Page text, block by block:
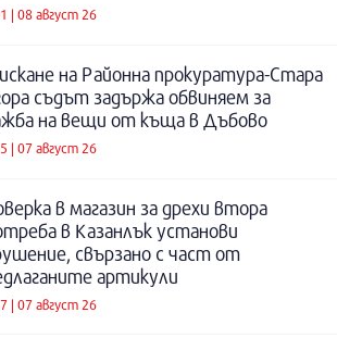
| 08 август 26
на Районна прокуратура-Стара
съдът задържа обвиняем за
на вещи от къща в Дъбово
| 07 август 26
в магазин за дрехи втора
в Казанлък установи
свързано с част от
артикули
| 07 август 26